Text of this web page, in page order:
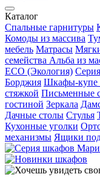
Каталог
Спальные гарнитуры
Комоды из массива
мебель Матрасы
семейства Альба из
ECO (Экология)
Борджия Шкафы-купе
стяжкой Письменные
гостиной Зеркала
Дачные столы Стулья
Кухонные уголки
механизмы Ящики